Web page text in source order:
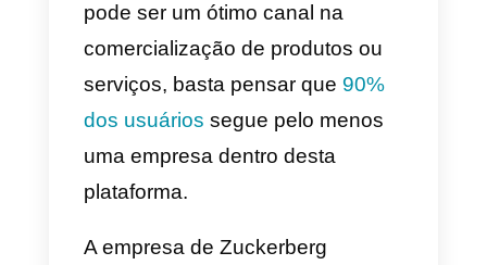
Por este motivo, diversas
empresas vêm realizando há
muito tempo
estratégias de
marketing de sucesso no